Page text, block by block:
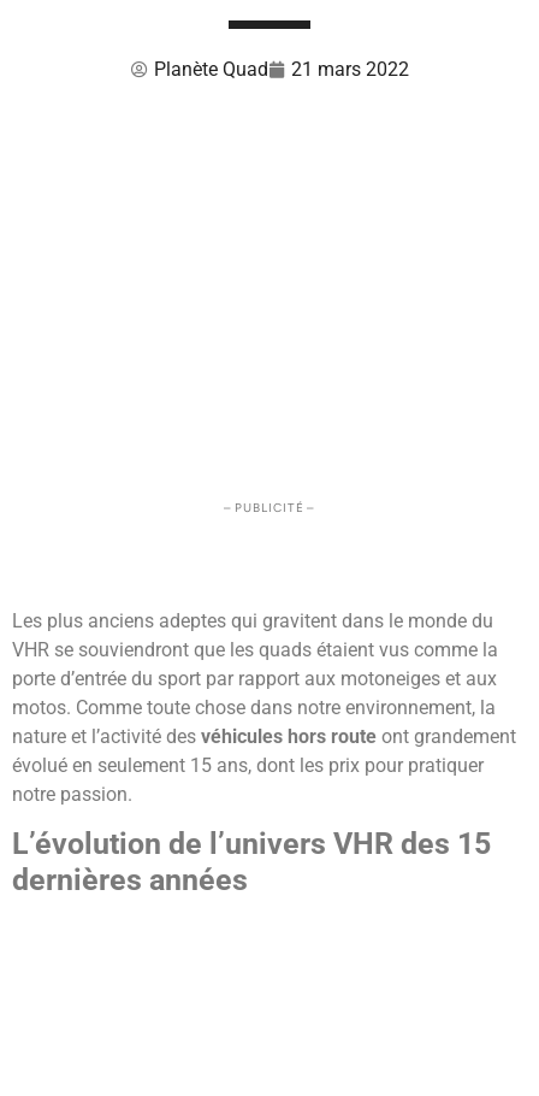
Planète Quad 21 mars 2022
– PUBLICITÉ –
Les plus anciens adeptes qui gravitent dans le monde du
VHR se souviendront que les quads étaient vus comme la
porte d’entrée du sport par rapport aux motoneiges et aux
motos. Comme toute chose dans notre environnement, la
nature et l’activité des véhicules hors route ont grandement
évolué en seulement 15 ans, dont les prix pour pratiquer
notre passion.
L’évolution de l’univers VHR des 15
dernières années